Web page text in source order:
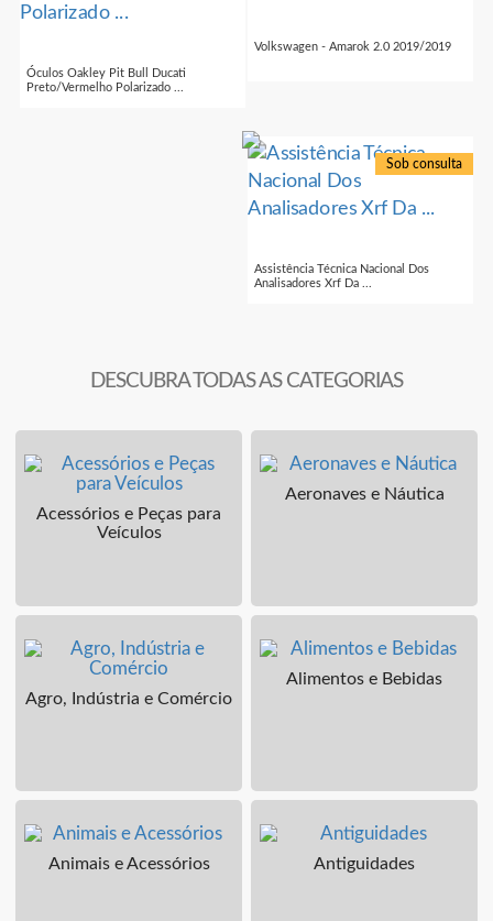
Óculos Oakley Pit Bull Ducati
Preto/vermelho Polarizado ...
Volkswagen - Amarok 2.0 2019/2019
Sob consulta
Assistência Técnica Nacional Dos
Analisadores Xrf Da ...
DESCUBRA TODAS AS CATEGORIAS
Acessórios e Peças para
Veículos
Aeronaves e Náutica
Agro, Indústria e Comércio
Alimentos e Bebidas
Animais e Acessórios Antiguidades